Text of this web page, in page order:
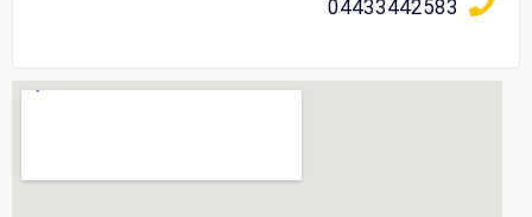
04433442583